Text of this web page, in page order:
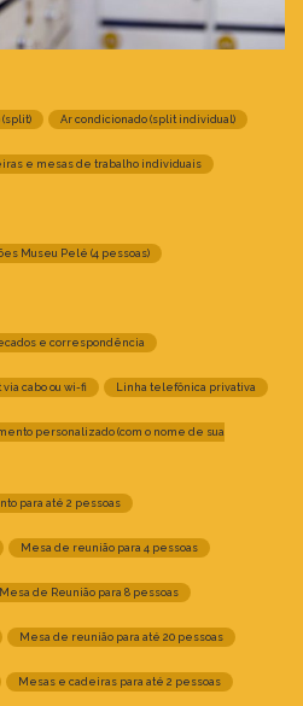
(split) Ar condicionado (split individual)
e mesas de trabalho individuais
Museu Pelé (4 pessoas)
e correspondência
cabo ou wi-fi Linha telefônica privativa
personalizado (com o nome de sua
para até 2 pessoas
Mesa de reunião para 4 pessoas
Mesa de Reunião para 8 pessoas
Mesa de reunião para até 20 pessoas
Mesas e cadeiras para até 2 pessoas